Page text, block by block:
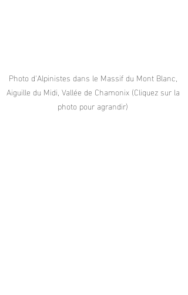
Photo d'Alpinistes dans le Massif du Mont Blanc,
Aiguille du Midi, Vallée de Chamonix (Cliquez sur la
photo pour agrandir)